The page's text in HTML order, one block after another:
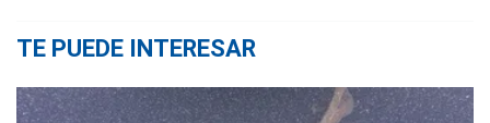
TE PUEDE INTERESAR